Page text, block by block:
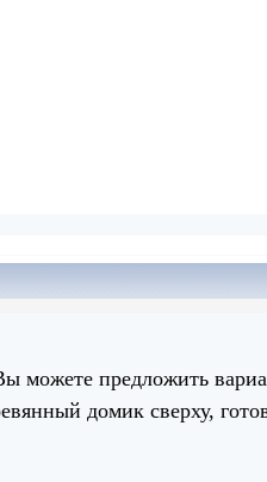
можете предложить
домик сверху,